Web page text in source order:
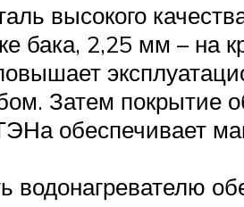
высокого
бака, 2,25 мм – на
Затем покрытие
обеспечивает